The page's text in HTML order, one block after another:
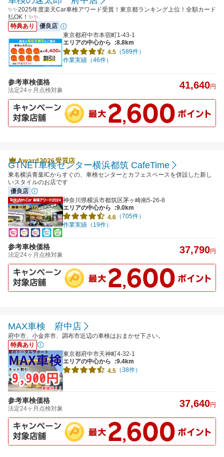
✨✨2025年度楽天Car車検アワード受賞！東京都ランキング上位！全額カード
払OK！✨✨
特典あり
優良店
東京都府中市本宿町1-43-1
エリアの中心から
:8.8km
4.5 （589件）
作業実績（46件）
参考車検価格
法定24ヶ月点検対象 41,640円
GTNET車検センター横浜都筑 CafeTime
東名横浜青葉ICからすぐの、車検センターとカフェスペースを併設した新し
いスタイルのお店です
優良店
神奈川県横浜市都筑区茅ヶ崎南5-26-8
エリアの中心から
:9.0km
4.6 （705件）
作業実績（19件）
参考車検価格
法定24ヶ月点検対象 37,790円
MAX車検 府中店
府中市、小金井市、調布市近辺の車検はおまかせ下さい。
特典あり
東京都府中市天神町4-32-1
エリアの中心から
:9.4km
4.5 （38件）
参考車検価格
法定24ヶ月点検対象 37,640円